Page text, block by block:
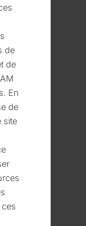
de
de
En
de
site